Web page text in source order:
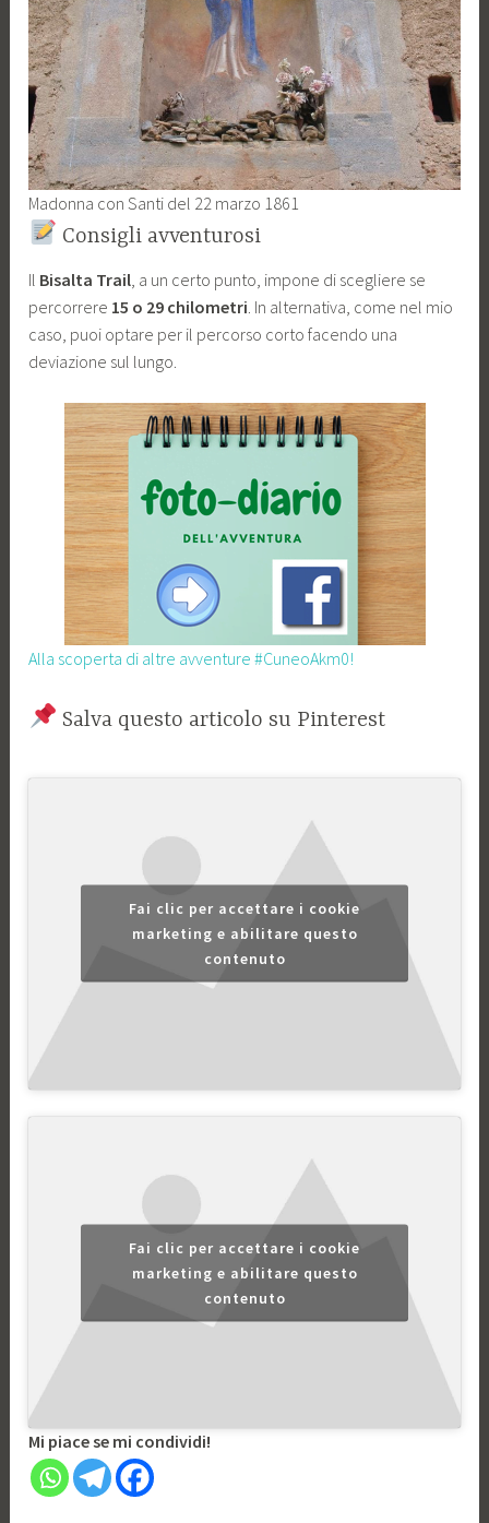
Madonna con Santi del 22 marzo 1861
Consigli avventurosi
Il Bisalta Trail , a un certo punto, impone di scegliere se
percorrere 15 o 29 chilometri . In alternativa, come nel mio
caso, puoi optare per il percorso corto facendo una
deviazione sul lungo.
Alla scoperta di altre avventure #CuneoAkm0!
Salva questo articolo su Pinterest
Fai clic per accettare i cookie
marketing e abilitare questo
contenuto
Fai clic per accettare i cookie
marketing e abilitare questo
contenuto
Mi piace se mi condividi!